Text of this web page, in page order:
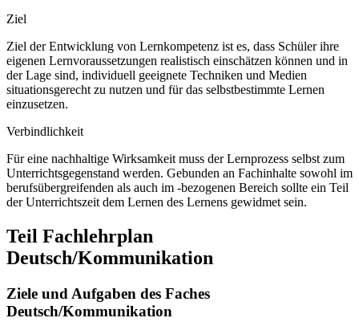
Ziel
Ziel der Entwicklung von Lernkompetenz ist es, dass Schüler ihre
eigenen Lernvoraussetzungen realistisch einschätzen können und in
der Lage sind, individuell geeignete Techniken und Medien
situationsgerecht zu nutzen und für das selbstbestimmte Lernen
einzusetzen.
Verbindlichkeit
Für eine nachhaltige Wirksamkeit muss der Lernprozess selbst zum
Unterrichtsgegenstand werden. Gebunden an Fachinhalte sowohl im
berufsübergreifenden als auch im -bezogenen Bereich sollte ein Teil
der Unterrichtszeit dem Lernen des Lernens gewidmet sein.
Teil Fachlehrplan
Deutsch/Kommunikation
Ziele und Aufgaben des Faches
Deutsch/Kommunikation